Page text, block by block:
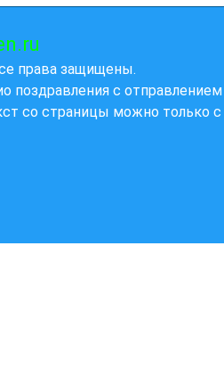
права защищены.
поздравления с
со страницы можно только